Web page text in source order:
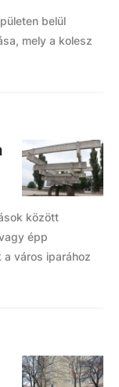
belül
mely a kolesz
között
épp
város iparához